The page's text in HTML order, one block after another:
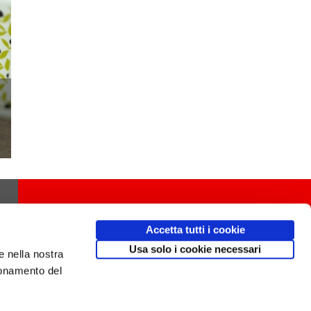
nella nostra
del
Accetta tutti i cookie
Usa solo i cookie necessari